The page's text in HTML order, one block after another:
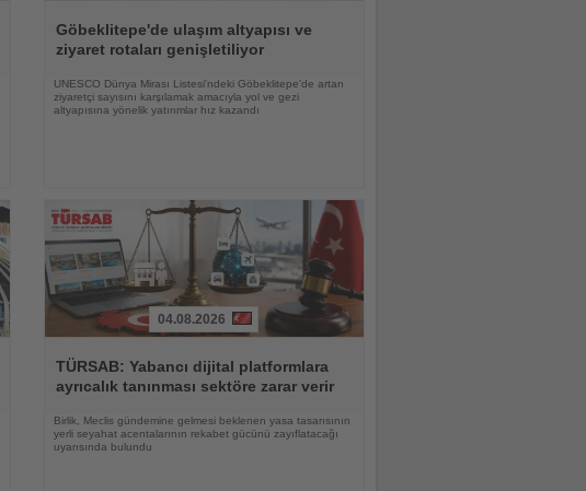
Oku
Göbeklitepe'de ulaşım altyapısı ve
ziyaret rotaları genişletiliyor
UNESCO Dünya Mirası Listesi'ndeki Göbeklitepe'de artan
ziyaretçi sayısını karşılamak amacıyla yol ve gezi
altyapısına yönelik yatırımlar hız kazandı
Oku
04.08.2026
TÜRSAB: Yabancı dijital platformlara
ayrıcalık tanınması sektöre zarar verir
Birlik, Meclis gündemine gelmesi beklenen yasa tasarısının
yerli seyahat acentalarının rekabet gücünü zayıflatacağı
uyarısında bulundu